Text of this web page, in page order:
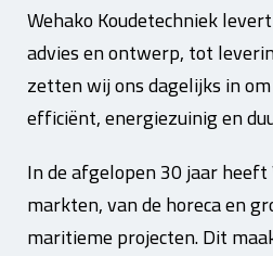
Wehako Koudetechniek
advies en ontwerp, tot
zetten wij ons dagelijks in
efficiënt, energiezuinig en
In de afgelopen 30 jaar
markten, van de horeca en
maritieme projecten. Dit